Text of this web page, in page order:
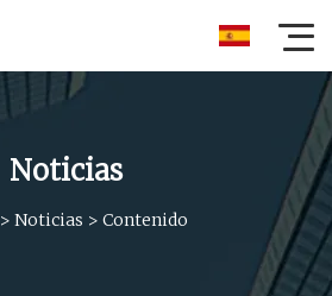
Noticias
> Noticias > Contenido